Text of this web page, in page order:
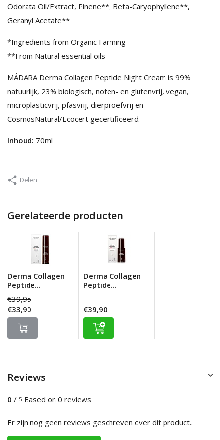
Odorata Oil/Extract, Pinene**, Beta-Caryophyllene**,
Geranyl Acetate**
*Ingredients from Organic Farming
**From Natural essential oils
MÁDARA Derma Collagen Peptide Night Cream is 99%
natuurlijk, 23% biologisch, noten- en glutenvrij, vegan,
microplasticvrij, pfasvrij, dierproefvrij en
CosmosNatural/Ecocert gecertificeerd.
Inhoud: 70ml
Delen
Gerelateerde producten
Derma Collagen
Peptide...
€39,95
€33,90
Derma Collagen
Peptide...
€39,90
Reviews
0 / 5 Based on 0 reviews
Er zijn nog geen reviews geschreven over dit product..